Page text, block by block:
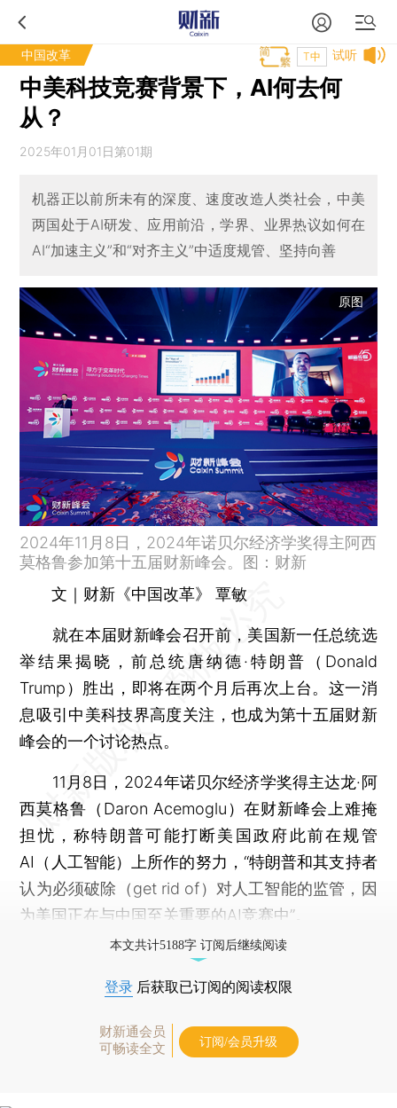
中国改革 试听
T中
中美科技竞赛背景下，AI何去何
从？
2025年01月01日第01期
机器正以前所未有的深度、速度改造人类社会，中美
两国处于AI研发、应用前沿，学界、业界热议如何在
AI“加速主义”和“对齐主义”中适度规管、坚持向善
原图
2024年11月8日，2024年诺贝尔经济学奖得主阿西
莫格鲁参加第十五届财新峰会。图：财新
文｜财新《中国改革》 覃敏
就在本届财新峰会召开前，美国新一任总统选
举结果揭晓，前总统唐纳德·特朗普（Donald
Trump）胜出，即将在两个月后再次上台。这一消
息吸引中美科技界高度关注，也成为第十五届财新
峰会的一个讨论热点。
11月8日，2024年诺贝尔经济学奖得主达龙·阿
西莫格鲁（Daron Acemoglu）在财新峰会上难掩
担忧，称特朗普可能打断美国政府此前在规管
AI（人工智能）上所作的努力，“特朗普和其支持者
认为必须破除（get rid of）对人工智能的监管，因
为美国正在与中国至关重要的AI竞赛中”。
本文共计5188字 订阅后继续阅读
登录 后获取已订阅的阅读权限
财新通会员
可畅读全文
订阅/会员升级